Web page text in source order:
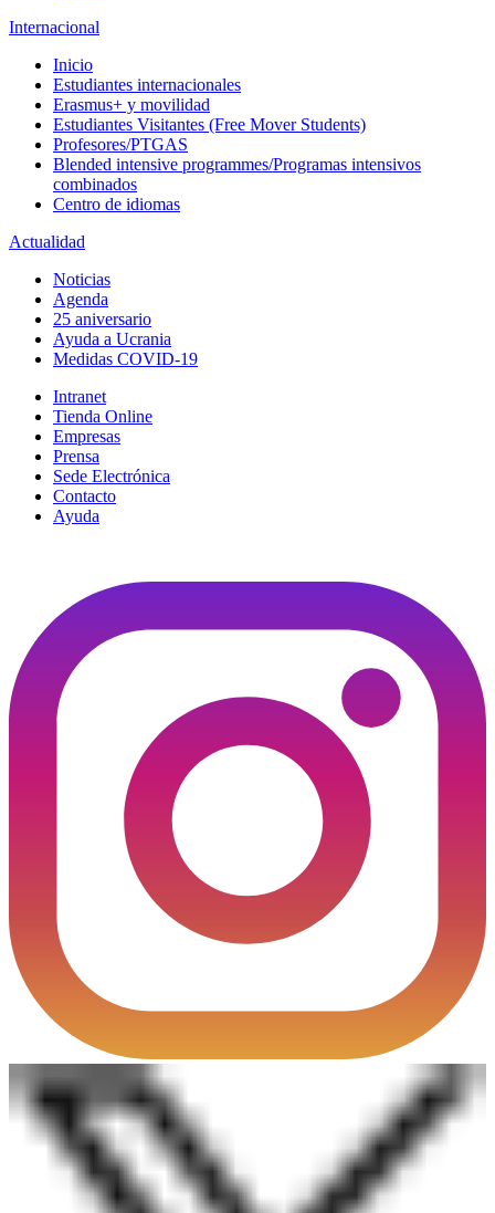
Internacional
Inicio
Estudiantes internacionales
Erasmus+ y movilidad
Estudiantes Visitantes (Free Mover Students)
Profesores/PTGAS
Blended intensive programmes/Programas intensivos
combinados
Centro de idiomas
Actualidad
Noticias
Agenda
25 aniversario
Ayuda a Ucrania
Medidas COVID-19
Intranet
Tienda Online
Empresas
Prensa
Sede Electrónica
Contacto
Ayuda